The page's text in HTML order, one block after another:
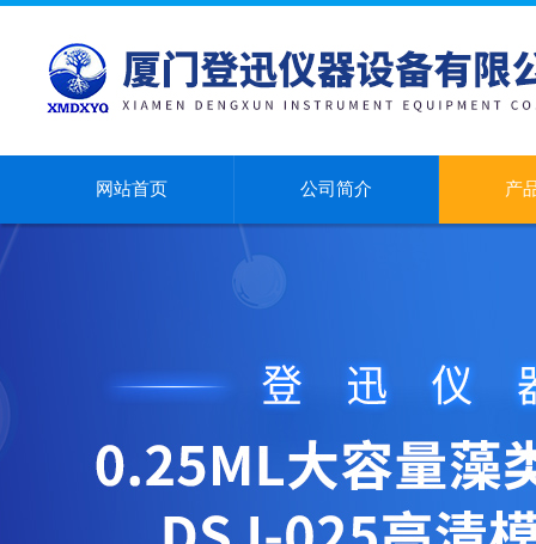
网站首页 公司简介 产